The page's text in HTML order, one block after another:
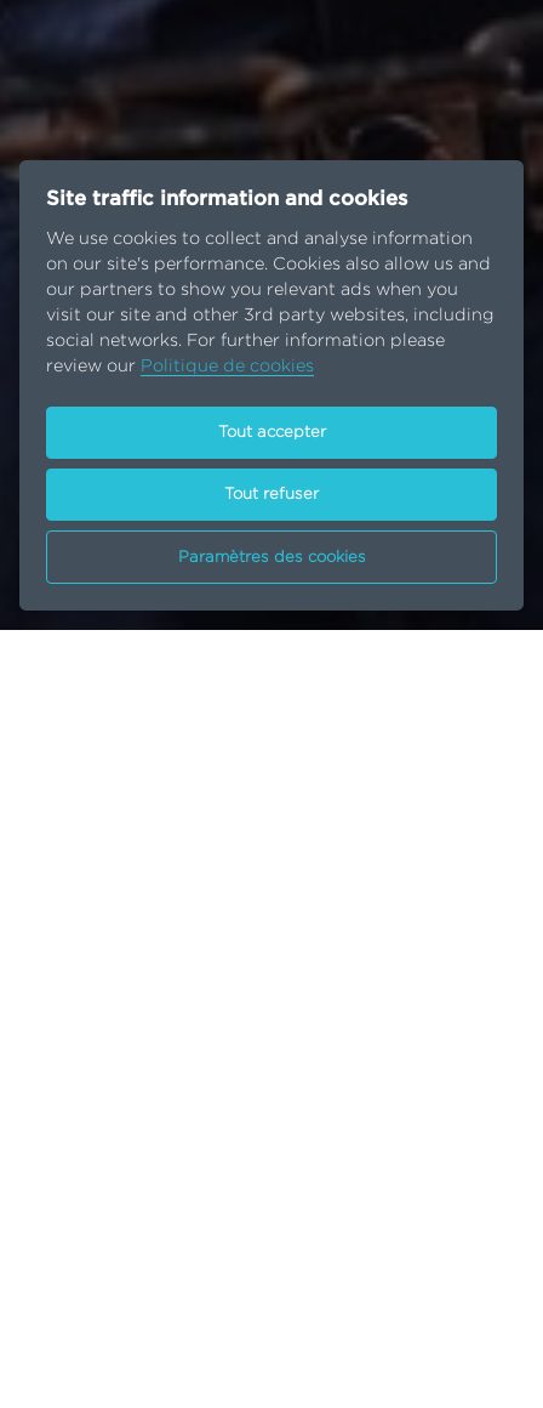
Site traffic information and cookies
We use cookies to collect and analyse information
on our site's performance. Cookies also allow us and
our partners to show you relevant ads when you
visit our site and other 3rd party websites, including
social networks. For further information please
review our Politique de cookies
Tout accepter
Tout refuser
Paramètres des cookies